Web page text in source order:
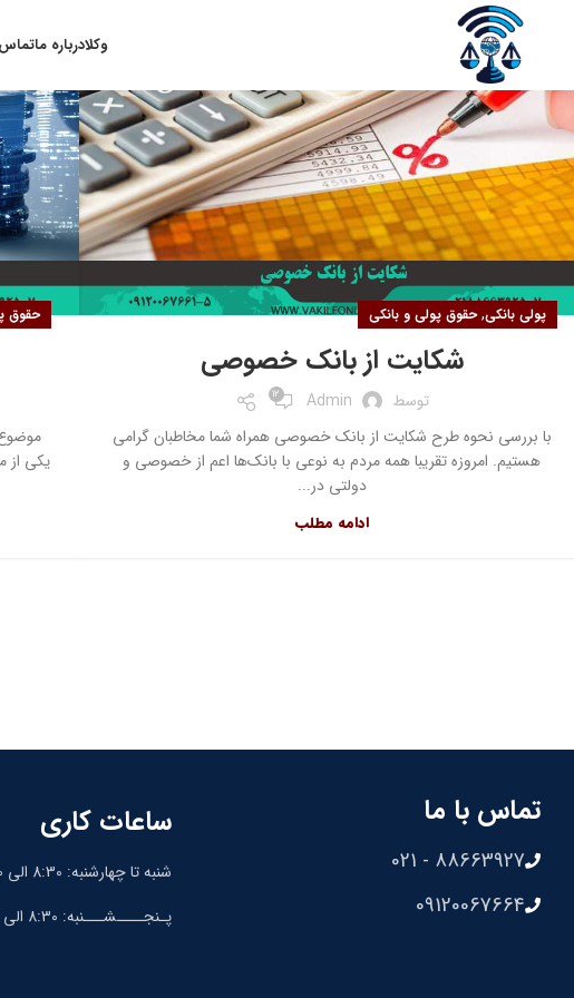
وکلادرباره ما
پولی بانکی,حقوق پولی و بانکی
شکایت از بانک خصوصی
توسط Admin
12
با بررسی نحوه طرح شکایت از بانک خصوصی همراه شما مخاطبان گرامی
هستیم. امروزه تقریبا همه مردم به نوعی با بانک‌ها اعم از خصوصی و
دولتی در...
ادامه مطلب
۰۵
حقوق
یکی از
تماس با ما
88663927 - 021
09120067664
ساعات کاری
شنبه تا چهارشنبه: 8:30 الی 18:00
پـنجــــشـــنبه: 8:30 الی 13:00